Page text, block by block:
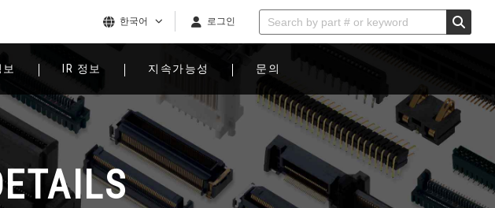
한국어 로그인
IR 정보 지속가능성 문의